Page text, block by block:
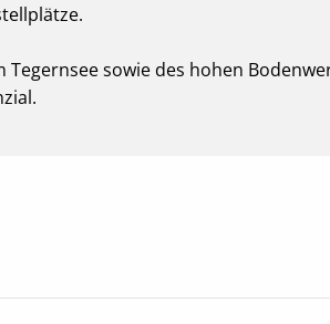
sowie des hohen